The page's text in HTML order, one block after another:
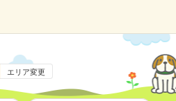
エリア変更